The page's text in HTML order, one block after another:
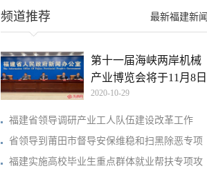
最新福建新闻
频道推荐
第十一届海峡两岸机械
产业博览会将于11月8日
2020-10-29
福建省领导调研产业工人队伍建设改革工作
省领导到莆田市督导安保维稳和扫黑除恶专项
福建实施高校毕业生重点群体就业帮扶专项攻